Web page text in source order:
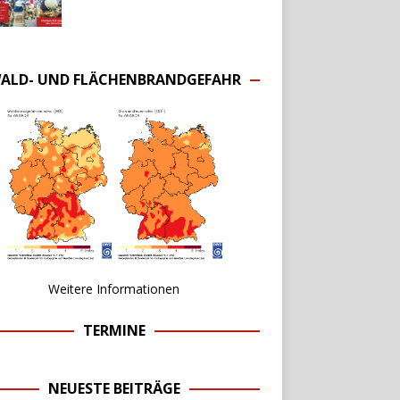
UND FLÄCHENBRANDGEFAHR
Weitere Informationen
TERMINE
NEUESTE BEITRÄGE